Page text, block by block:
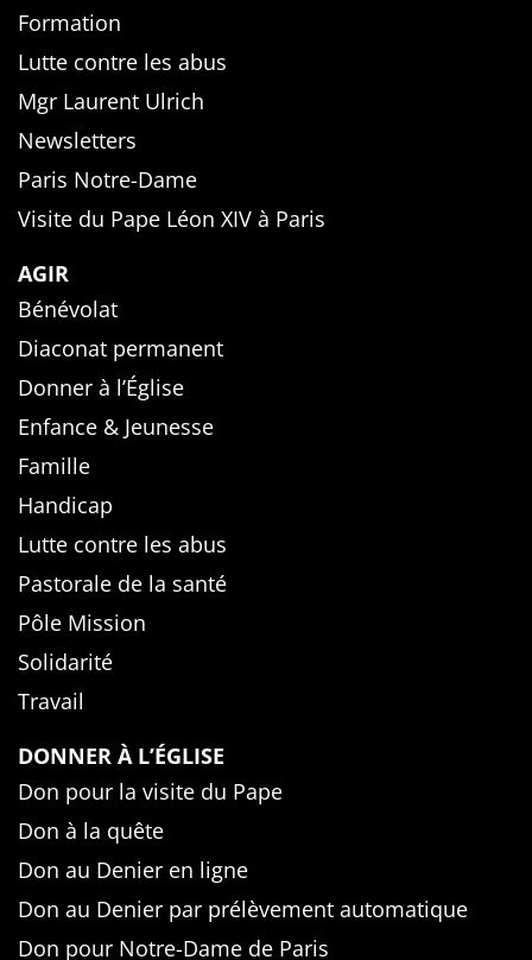
Formation
Lutte contre les abus
Mgr Laurent Ulrich
Newsletters
Paris Notre-Dame
Visite du Pape Léon XIV à Paris
AGIR
Bénévolat
Diaconat permanent
Donner à l’Église
Enfance & Jeunesse
Famille
Handicap
Lutte contre les abus
Pastorale de la santé
Pôle Mission
Solidarité
Travail
DONNER À L’ÉGLISE
Don pour la visite du Pape
Don à la quête
Don au Denier en ligne
Don au Denier par prélèvement automatique
Don pour Notre-Dame de Paris